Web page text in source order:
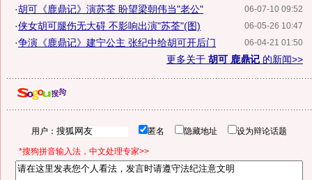
06-07-10 09:52
·胡可《鹿鼎记》演苏荃 盼望梁朝伟当"老公"
06-05-26 10:47
·侠女胡可腿伤无大碍 不影响出演"苏荃"(图)
06-04-21 01:50
·争演《鹿鼎记》建宁公主 张纪中给胡可开后门
更多关于 胡可 鹿鼎记 的新闻>>
用户： 匿名 隐藏地址 设为辩论话题
*搜狗拼音输入法，中文处理专家>>